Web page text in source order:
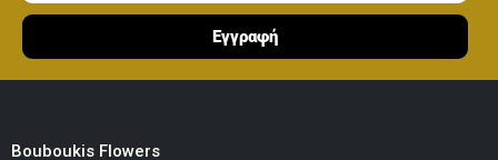
Ελεφαντάκι Ροζ 50εκ(€70.00)
Εγγραφή
Bouboukis Flowers